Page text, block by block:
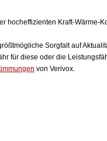
hocheffizienten Kraft-Wärme-
Sorgfalt auf
für diese oder die
von Verivox.